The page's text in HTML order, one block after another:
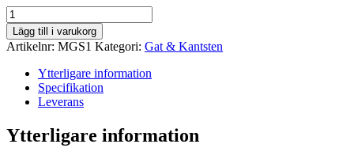
Storgatsten
mängd
Lägg till i varukorg
Artikelnr: MGS1 Kategori: Gat & Kantsten
Ytterligare information
Specifikation
Leverans
Ytterligare information